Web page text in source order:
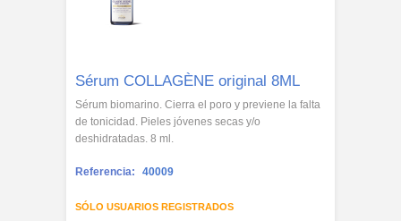
Sérum COLLAGÈNE original 8ML
Sérum biomarino. Cierra el poro y previene la falta
de tonicidad. Pieles jóvenes secas y/o
deshidratadas. 8 ml.
Referencia: 40009
SÓLO USUARIOS REGISTRADOS